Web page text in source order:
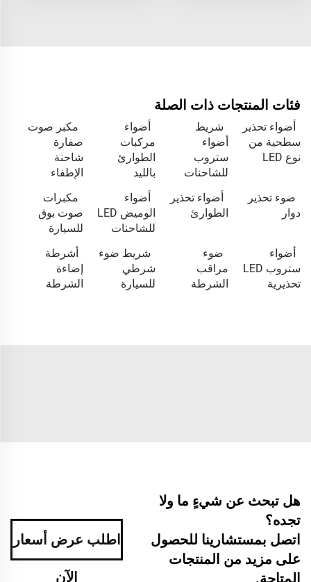
فئات المنتجات ذات الصلة
أضواء تحذير
سطحية من
نوع LED
شريط
أضواء
ستروب
للشاحنات
أضواء
مركبات
الطوارئ
بالليد
مكبر صوت
صفارة
شاحنة
الإطفاء
ضوء تحذير
دوار
أضواء تحذير
الطوارئ
أضواء
الوميض LED
للشاحنات
مكبرات
صوت بوق
للسيارة
أضواء
ستروب LED
تحذيرية
ضوء
مراقب
الشرطة
شريط ضوء
شرطي
للسيارة
أشرطة
إضاءة
الشرطة
هل تبحث عن شيءٍ ما ولا
تجده؟
اتصل بمستشارينا للحصول
على مزيد من المنتجات
المتاحة.
اطلب عرض أسعار
الآن